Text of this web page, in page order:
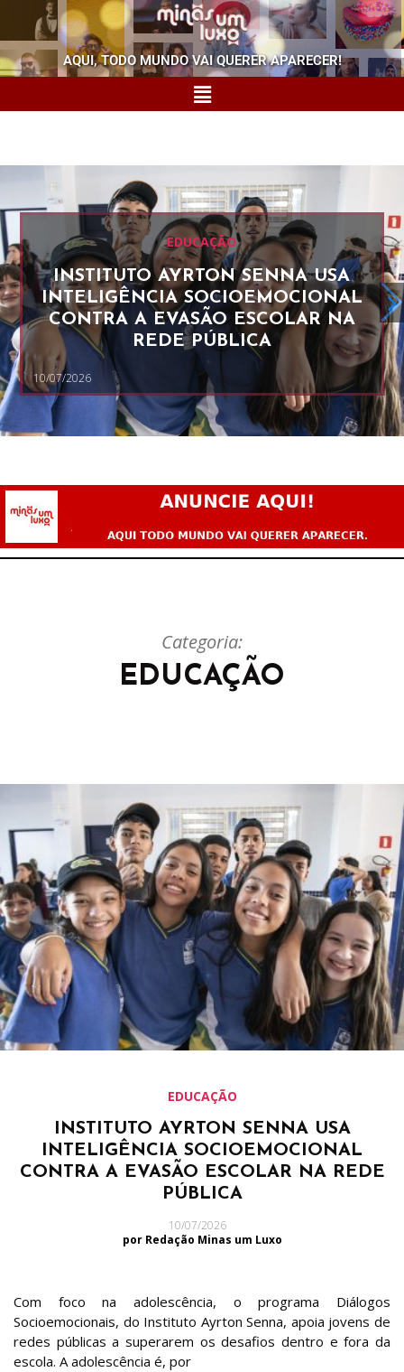
AQUI, TODO MUNDO VAI QUERER APARECER!
EDUCAÇÃO
INSTITUTO AYRTON SENNA USA
INTELIGÊNCIA SOCIOEMOCIONAL
CONTRA A EVASÃO ESCOLAR NA
REDE PÚBLICA
10/07/2026
Categoria:
EDUCAÇÃO
EDUCAÇÃO
INSTITUTO AYRTON SENNA USA
INTELIGÊNCIA SOCIOEMOCIONAL
CONTRA A EVASÃO ESCOLAR NA REDE
PÚBLICA
10/07/2026
por Redação Minas um Luxo
Com foco na adolescência, o programa Diálogos
Socioemocionais, do Instituto Ayrton Senna, apoia jovens de
redes públicas a superarem os desafios dentro e fora da
escola. A adolescência é, por